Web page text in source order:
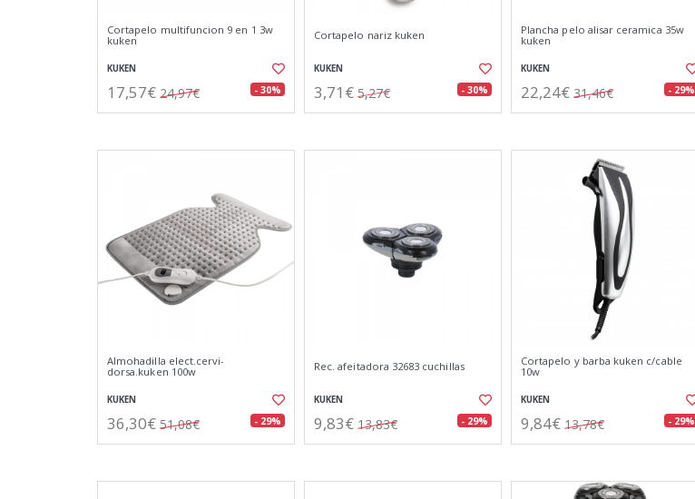
Cortapelo multifuncion 9 en 1 3w
kuken
KUKEN
17,57€ 24,97€ - 30%
Cortapelo nariz kuken
KUKEN
3,71€ 5,27€ - 30%
Plancha pelo alisar ceramica 35w
kuken
KUKEN
22,24€ 31,46€ - 29%
Almohadilla elect.cervi-
dorsa.kuken 100w
KUKEN
36,30€ 51,08€ - 29%
Rec. afeitadora 32683 cuchillas
KUKEN
9,83€ 13,83€ - 29%
Cortapelo y barba kuken c/cable
10w
KUKEN
9,84€ 13,78€ - 29%